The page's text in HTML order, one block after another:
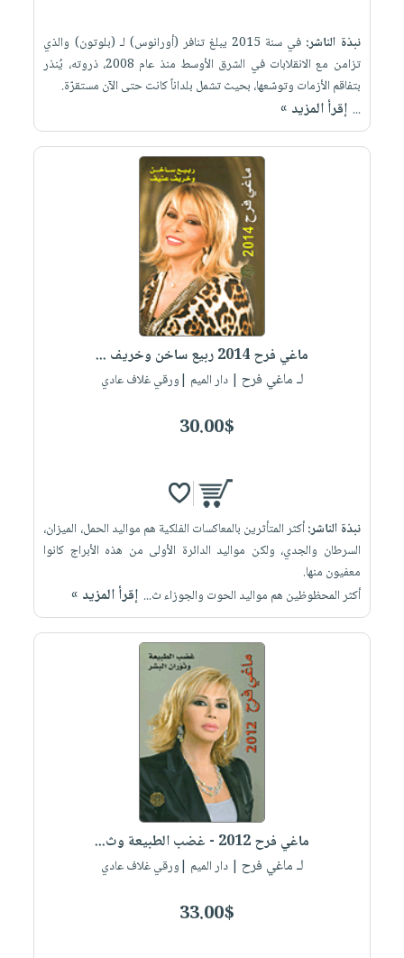
نبذة الناشر:
في سنة 2015 يبلغ تنافر (أورانوس) لـ (بلوتون) والذي
تزامن مع الانقلابات في الشرق الأوسط منذ عام 2008، ذروته، يُنذر
بتفاقم الأزمات وتوسّعها، بحيث تشمل بلداناً كانت حتى الآن مستقرّة.
... إقرأ المزيد »
ماغي فرح 2014 ربيع ساخن وخريف ...
لـ ماغي فرح | دار الميم |ورقي غلاف عادي
30.00$
نبذة الناشر:أكثر المتأثرين بالمعاكسات الفلكية هم مواليد الحمل، الميزان،
السرطان والجدي، ولكن مواليد الدائرة الأولى من هذه الأبراج كانوا
معفيون منها.
أكثر المحظوظين هم مواليد الحوت والجوزاء ث... إقرأ المزيد »
ماغي فرح 2012 - غضب الطبيعة وث...
لـ ماغي فرح | دار الميم |ورقي غلاف عادي
33.00$